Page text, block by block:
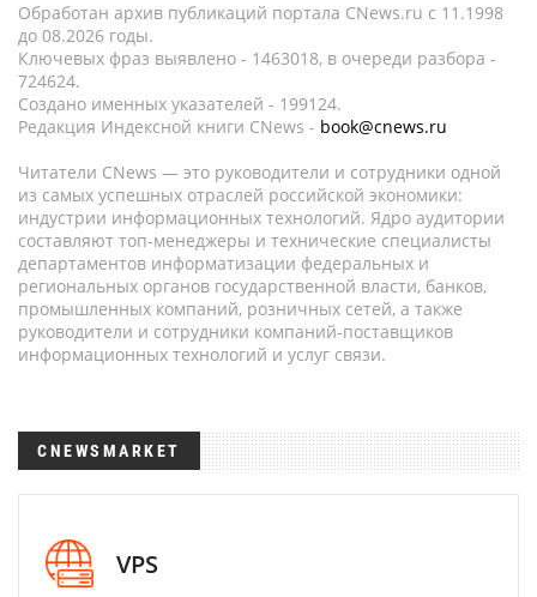
Обработан архив публикаций портала CNews.ru c 11.1998
до 08.2026 годы.
Ключевых фраз выявлено - 1463018, в очереди разбора -
724624.
Создано именных указателей - 199124.
Редакция Индексной книги CNews - book@cnews.ru
Читатели CNews — это руководители и сотрудники одной
из самых успешных отраслей российской экономики:
индустрии информационных технологий. Ядро аудитории
составляют топ-менеджеры и технические специалисты
департаментов информатизации федеральных и
региональных органов государственной власти, банков,
промышленных компаний, розничных сетей, а также
руководители и сотрудники компаний-поставщиков
информационных технологий и услуг связи.
CNEWSMARKET
VPS